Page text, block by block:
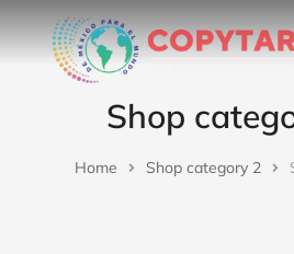
Shop
You are here:
Home Shop category 2